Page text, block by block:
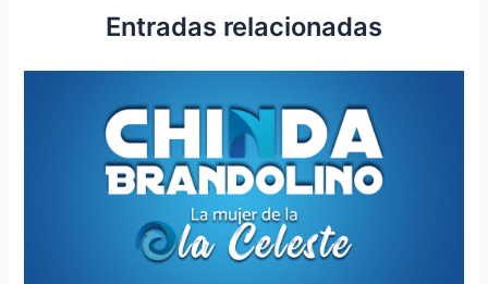
Entradas relacionadas